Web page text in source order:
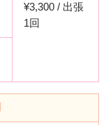
¥3,300 / 出張
1回